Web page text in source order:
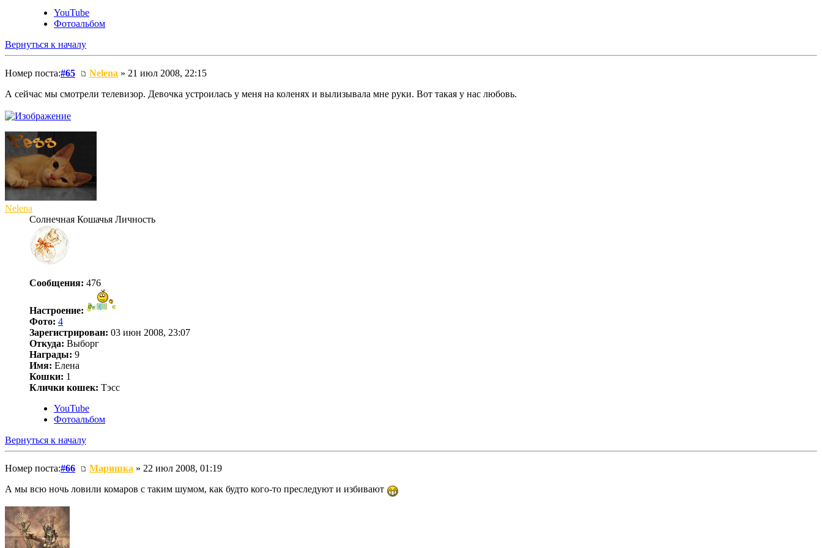
YouTube
Фотоальбом
Вернуться к началу
Номер поста:#65 Nelena » 21 июл 2008, 22:15
А сейчас мы смотрели телевизор. Девочка устроилась у меня на коленях и вылизывала мне руки. Вот такая у нас любовь.
Nelena
Солнечная Кошачья Личность
Сообщения: 476
Настроение:
Фото: 4
Зарегистрирован: 03 июн 2008, 23:07
Откуда: Выборг
Награды: 9
Имя: Елена
Кошки: 1
Клички кошек: Тэсс
YouTube
Фотоальбом
Вернуться к началу
Номер поста:#66 Маришка » 22 июл 2008, 01:19
А мы всю ночь ловили комаров с таким шумом, как будто кого-то преследуют и избивают